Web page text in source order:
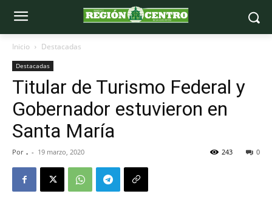
Inicio Destacadas
Destacadas
Titular de Turismo Federal y
Gobernador estuvieron en
Santa María
Por . - 19 marzo, 2020 0
243